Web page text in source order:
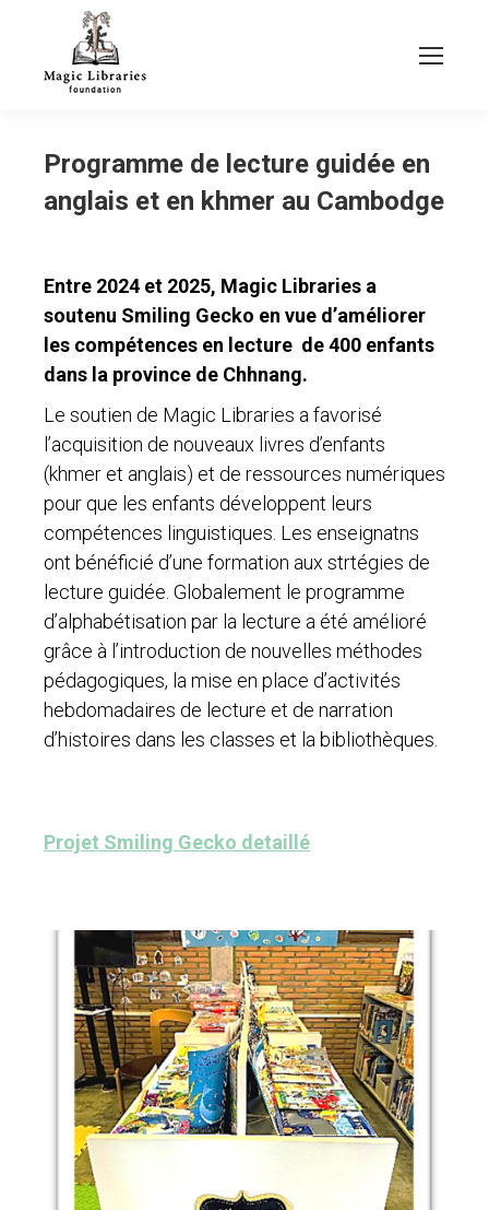
Programme de lecture guidée en
anglais et en khmer au Cambodge
Entre 2024 et 2025, Magic Libraries a
soutenu Smiling Gecko en vue d’améliorer
les compétences en lecture de 400 enfants
dans la province de Chhnang.
Le soutien de Magic Libraries a favorisé
l’acquisition de nouveaux livres d’enfants
(khmer et anglais) et de ressources numériques
pour que les enfants développent leurs
compétences linguistiques. Les enseignatns
ont bénéficié d’une formation aux strtégies de
lecture guidée. Globalement le programme
d’alphabétisation par la lecture a été amélioré
grâce à l’introduction de nouvelles méthodes
pédagogiques, la mise en place d’activités
hebdomadaires de lecture et de narration
d’histoires dans les classes et la bibliothèques.
Projet Smiling Gecko detaillé